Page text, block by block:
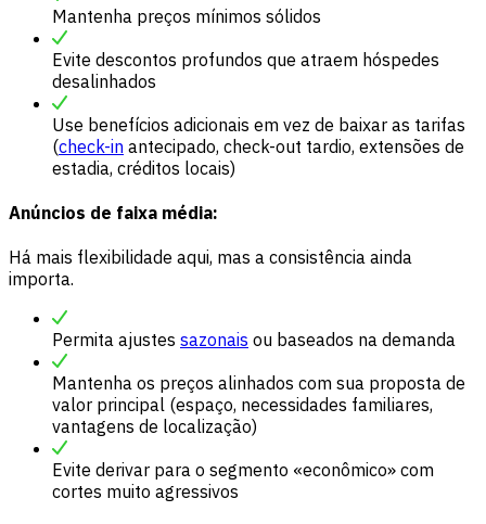
Mantenha preços mínimos sólidos
Evite descontos profundos que atraem hóspedes
desalinhados
Use benefícios adicionais em vez de baixar as tarifas
(check-in antecipado, check-out tardio, extensões de
estadia, créditos locais)
Anúncios de faixa média:
Há mais flexibilidade aqui, mas a consistência ainda
importa.
Permita ajustes sazonais ou baseados na demanda
Mantenha os preços alinhados com sua proposta de
valor principal (espaço, necessidades familiares,
vantagens de localização)
Evite derivar para o segmento «econômico» com
cortes muito agressivos